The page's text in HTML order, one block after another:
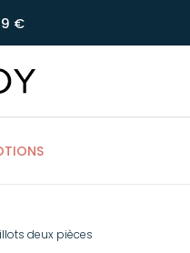
€
deux pièces